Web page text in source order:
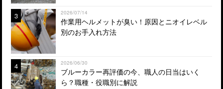
3 2026/07/14
作業用ヘルメットが臭い！原因とニオイレベル
別のお手入れ方法
4 2026/06/30
ブルーカラー再評価の今、職人の日当はいく
ら？職種・役職別に解説